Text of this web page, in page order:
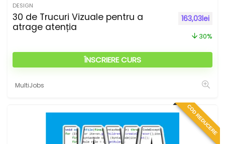
DESIGN
30 de Trucuri Vizuale pentru a
atrage atenția
Prețul inițial
163,03lei
30%
ÎNSCRIERE CURS
MultiJobs
COD REDUCERE